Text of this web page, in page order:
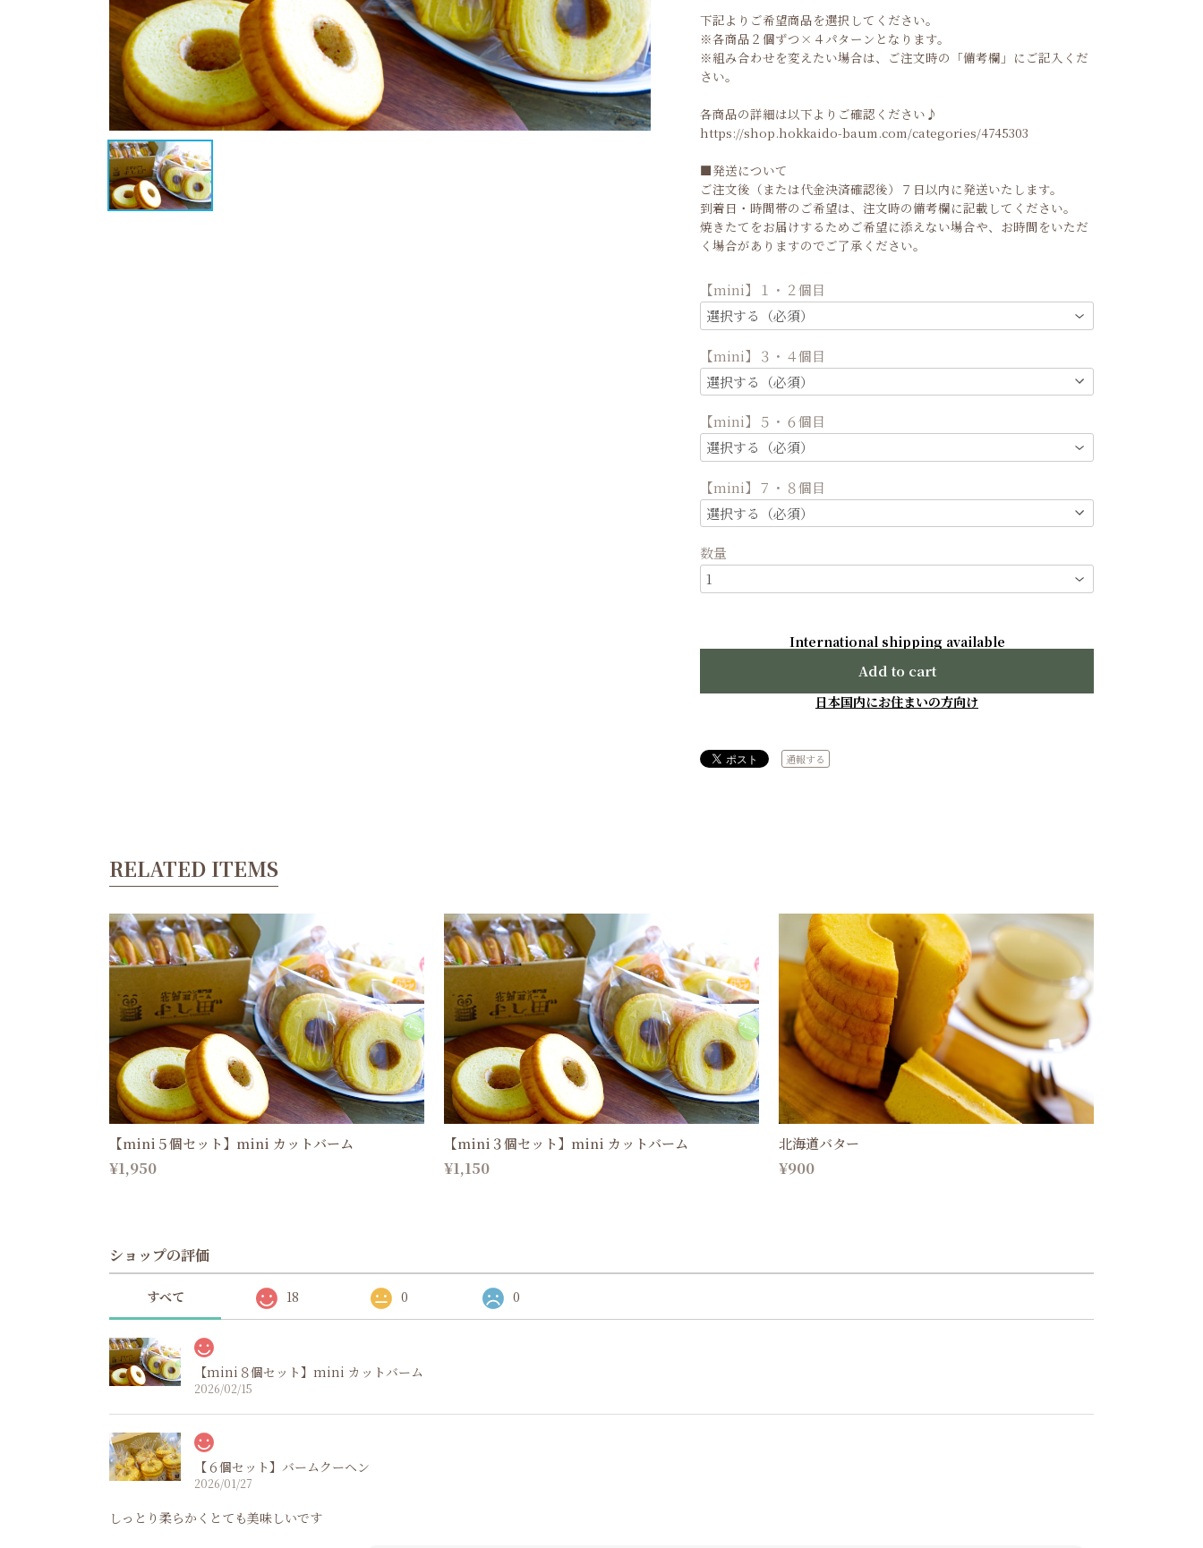
下記よりご希望商品を選択してください。
※各商品２個ずつ×４パターンとなります。
※組み合わせを変えたい場合は、ご注文時の「備考欄」にご記入くだ
さい。
各商品の詳細は以下よりご確認ください♪
https://shop.hokkaido-baum.com/categories/4745303
■発送について
ご注文後（または代金決済確認後）７日以内に発送いたします。
到着日・時間帯のご希望は、注文時の備考欄に記載してください。
焼きたてをお届けするためご希望に添えない場合や、お時間をいただ
く場合がありますのでご了承ください。
【mini】１・２個目
【mini】３・４個目
【mini】５・６個目
【mini】７・８個目
数量
International shipping available
Add to cart
日本国内にお住まいの方向け
通報する
RELATED ITEMS
【mini５個セット】mini カットバーム
¥1,950
【mini３個セット】mini カットバーム
¥1,150
北海道バター
¥900
ショップの評価
すべて 18 0 0
【mini８個セット】mini カットバーム
2026/02/15
【６個セット】バームクーヘン
2026/01/27
しっとり柔らかくとても美味しいです